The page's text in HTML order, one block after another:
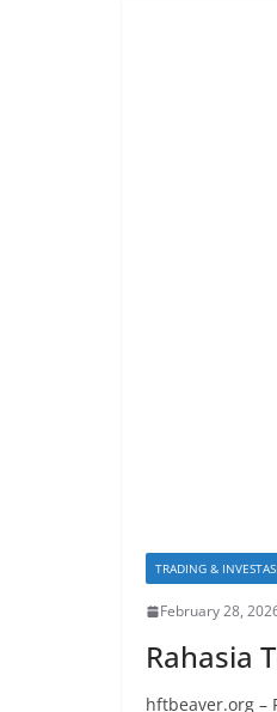
TRADING & INVESTASI
February 28,
Rahasia
hftbeaver.org –